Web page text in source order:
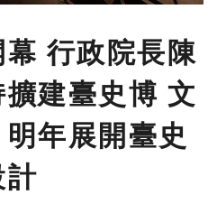
行政院長陳
建臺史博 文
年展開臺史